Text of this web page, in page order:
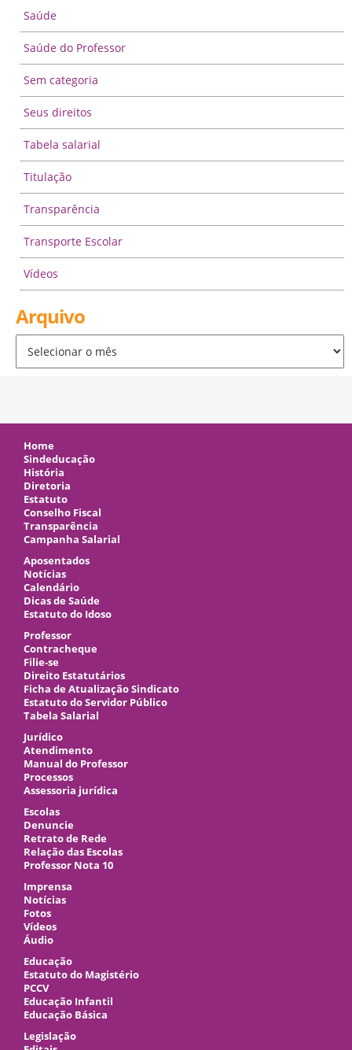
Saúde
Saúde do Professor
Sem categoria
Seus direitos
Tabela salarial
Titulação
Transparência
Transporte Escolar
Vídeos
Arquivo
Home
Sindeducação
História
Diretoria
Estatuto
Conselho Fiscal
Transparência
Campanha Salarial
Aposentados
Notícias
Calendário
Dicas de Saúde
Estatuto do Idoso
Professor
Contracheque
Filie-se
Direito Estatutários
Ficha de Atualização Sindicato
Estatuto do Servidor Público
Tabela Salarial
Jurídico
Atendimento
Manual do Professor
Processos
Assessoria jurídica
Escolas
Denuncie
Retrato de Rede
Relação das Escolas
Professor Nota 10
Imprensa
Notícias
Fotos
Vídeos
Áudio
Educação
Estatuto do Magistério
PCCV
Educação Infantil
Educação Básica
Legislação